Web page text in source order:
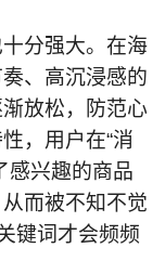
分强大。在海
、高沉浸感的
放松，防范心
，用户在“消
感兴趣的商品
而被不知不觉
键词才会频频